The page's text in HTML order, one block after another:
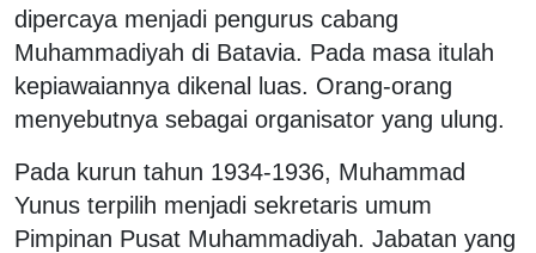
dipercaya menjadi pengurus cabang
Muhammadiyah di Batavia. Pada masa itulah
kepiawaiannya dikenal luas. Orang-orang
menyebutnya sebagai organisator yang ulung.
Pada kurun tahun 1934-1936, Muhammad
Yunus terpilih menjadi sekretaris umum
Pimpinan Pusat Muhammadiyah. Jabatan yang